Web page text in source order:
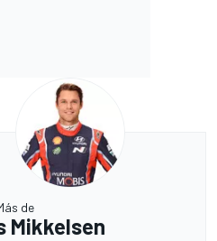
de
Mikkelsen